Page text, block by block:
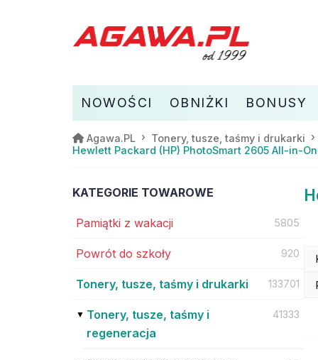
NOWOŚCI OBNIŻKI BONUSY
Agawa.PL Tonery, tusze, taśmy i drukarki
Hewlett Packard (HP) PhotoSmart 2605 All-in-
KATEGORIE TOWAROWE
Pamiątki z wakacji 5805
Powrót do szkoły 920
Tonery, tusze, taśmy i drukarki 133701
Tonery, tusze, taśmy i
regeneracja
41333